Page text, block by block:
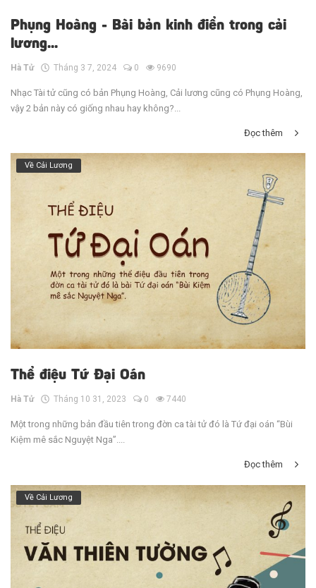
Phụng Hoàng - Bài bản kinh điển trong cải
lương...
Hà Tử Tháng 3 7, 2024 0 9690
Nhạc Tài tử cũng có bản Phụng Hoàng, Cải lương cũng có Phụng Hoàng,
vậy 2 bản này có giống nhau hay không?...
Đọc thêm
Về Cải Lương
Thể điệu Tứ Đại Oán
Hà Tử Tháng 10 31, 2023 0 7440
Một trong những bản đầu tiên trong đờn ca tài tử đó là Tứ đại oán “Bùi
Kiệm mê sắc Nguyệt Nga”....
Đọc thêm
Về Cải Lương